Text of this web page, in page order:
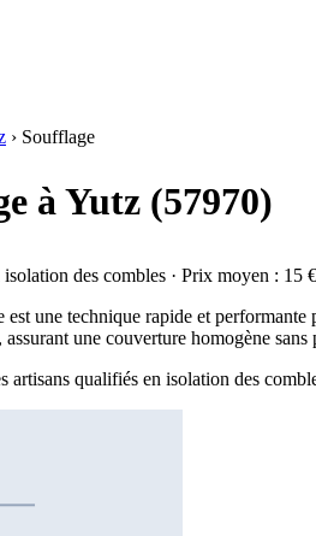
› Soufflage
à Yutz (57970)
isolation des combles · Prix moyen :
une technique rapide et
une couverture homogène
artisans qualifiés en isolation des